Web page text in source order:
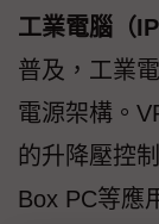
工業電腦（
普及，工業
電源架構。
的升降壓控
Box PC等應